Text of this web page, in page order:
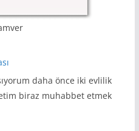
daha önce iki evlilik
biraz muhabbet etmek